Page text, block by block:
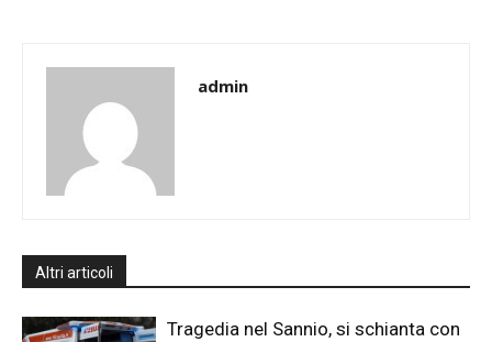
admin
Altri articoli
Tragedia nel Sannio, si schianta con